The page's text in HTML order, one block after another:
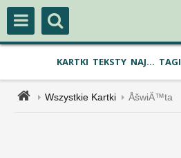
KARTKI TEKSTY NAJ... TAGI
Wszystkie Kartki ÅšwiÄ™ta